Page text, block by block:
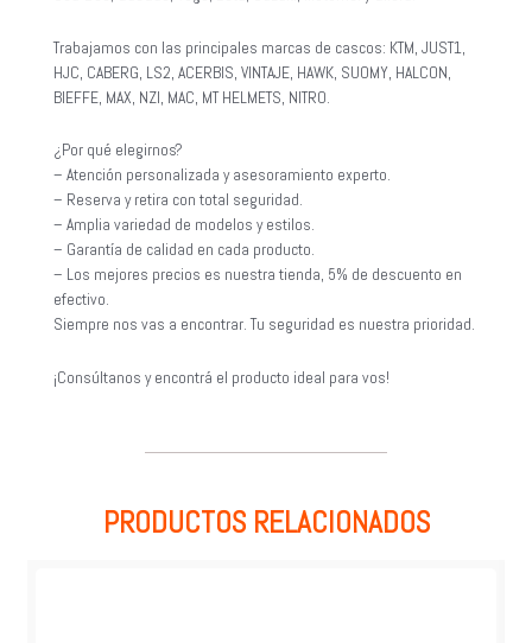
Trabajamos con las principales marcas de cascos: KTM, JUST1,
HJC, CABERG, LS2, ACERBIS, VINTAJE, HAWK, SUOMY, HALCON,
BIEFFE, MAX, NZI, MAC, MT HELMETS, NITRO.
¿Por qué elegirnos?
– Atención personalizada y asesoramiento experto.
– Reserva y retira con total seguridad.
– Amplia variedad de modelos y estilos.
– Garantía de calidad en cada producto.
– Los mejores precios es nuestra tienda, 5% de descuento en
efectivo.
Siempre nos vas a encontrar. Tu seguridad es nuestra prioridad.
¡Consúltanos y encontrá el producto ideal para vos!
PRODUCTOS RELACIONADOS